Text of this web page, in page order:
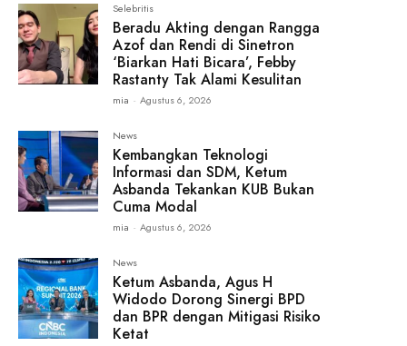
Selebritis
Beradu Akting dengan Rangga
Azof dan Rendi di Sinetron
‘Biarkan Hati Bicara’, Febby
Rastanty Tak Alami Kesulitan
mia - Agustus 6, 2026
News
Kembangkan Teknologi
Informasi dan SDM, Ketum
Asbanda Tekankan KUB Bukan
Cuma Modal
mia - Agustus 6, 2026
News
Ketum Asbanda, Agus H
Widodo Dorong Sinergi BPD
dan BPR dengan Mitigasi Risiko
Ketat